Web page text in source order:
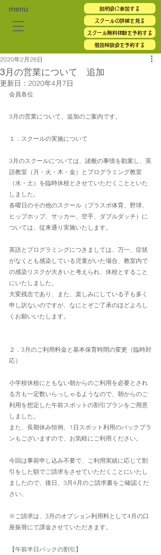
menu 説明会に参加する
スクールの詳細を見る
スクール無料体験を予約する
個別相談会を予約する
3月の営業について 追加
2020年2月28日
更新日： 2020年4月7日
会員各位
3月の営業について、追加のご案内です。
１．スクールの実施について
3月のスクールについては、諸般の事情を勘案し、英
語教室（月・火・木・金）とプログラミング教室
（水・土）を臨時休校とさせていただくことといた
しました。
各曜日のその他のスクール（プラスポ体育、野球、
ヒップホップ、サッカー、空手、ダブルダッチ）に
ついては、従来通り実施いたします。
英語とプログラミングにつきましては、万一、症状
がなくとも感染している児童がいた場合、教室内で
の感染リスクが大きいと考えられ、休校とすること
にいたしました。
大変残念であり、また、楽しみにしている子も多く
申し訳ないのですが、なにとぞご了承のほどよろし
くお願いいたします。
２．3月のご利用料金と基本保育時間の変更（臨時対
応）
小学校休校にともない朝からのご利用を必要とされ
る方も一定数いらっしゃるようなので、朝からのご
利用を想定した午前スポットの割引プランをご用意
しました。
また、長期休み恒例、1日スポット利用のパックプラ
ンもございますので、お気軽にご利用ください。
今回は事前申し込み不要で、ご利用実績に応じて割
引をした額でご請求をさせていただくことにいたし
ましたので、後日、3月4月のご請求書をご確認くだ
さい。
※ご請求は、3月のオプション利用料として4月の口
座振替にて課金させていただきます。
【午前半日パックの割引】